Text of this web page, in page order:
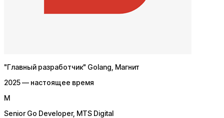
"Главный разработчик" Golang , Магнит
2025 — настоящее время
M
Senior Go Developer, MTS Digital